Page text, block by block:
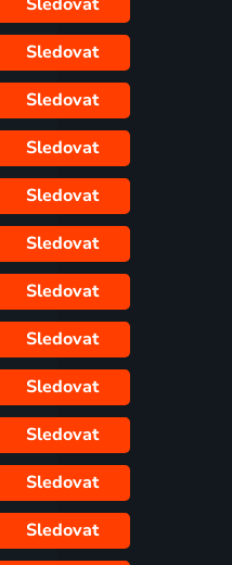
Sledovat
Sledovat
Sledovat
Sledovat
Sledovat
Sledovat
Sledovat
Sledovat
Sledovat
Sledovat
Sledovat